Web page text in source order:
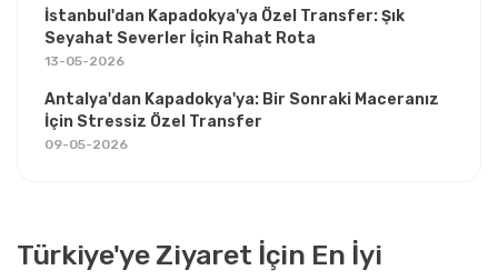
Türkiye'ye Ziyaret İçin En İyi
İstanbul'dan Kapadokya'ya Özel Transfer: Şık
Seyahat Severler İçin Rahat Rota
13-05-2026
Antalya'dan Kapadokya'ya: Bir Sonraki Maceranız
İçin Stressiz Özel Transfer
09-05-2026